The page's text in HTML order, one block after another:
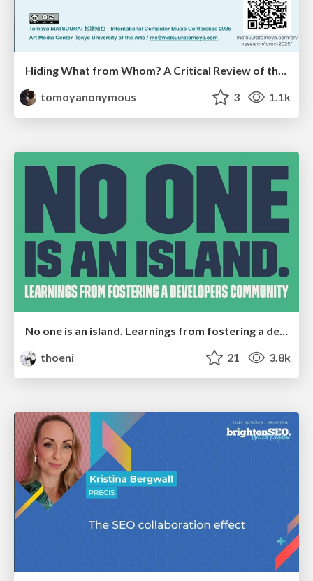
Hiding What from Whom? A Critical Review of the History of Programming languages for Music
tomoyanonymous
3 1.1k
thoeni
21 3.8k